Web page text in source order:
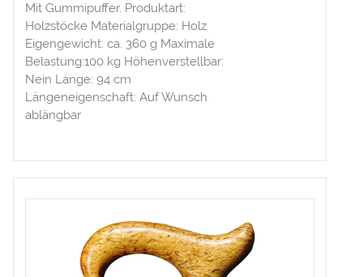
Mit Gummipuffer. Produktart:
Holzstöcke Materialgruppe: Holz
Eigengewicht: ca. 360 g Maximale
Belastung:100 kg Höhenverstellbar:
Nein Länge: 94 cm
Längeneigenschaft: Auf Wunsch
ablängbar